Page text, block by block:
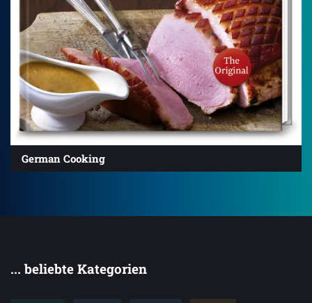
German Cooking
... beliebte Kategorien